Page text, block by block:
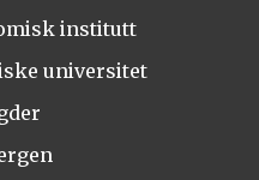
institutt
universitet